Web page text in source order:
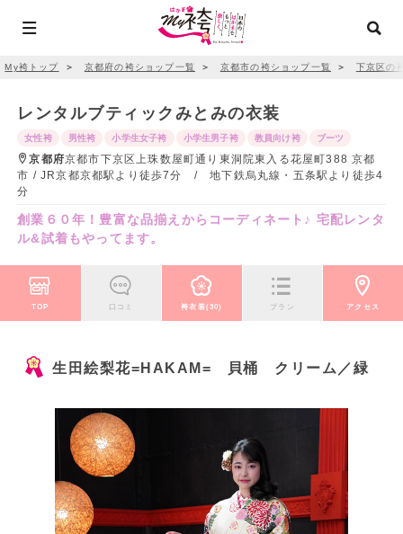
My袴トップ ＞ 京都府の袴ショップ一覧 ＞ 京都市の袴ショップ一覧 ＞ 下京区の
レンタルブティックみとみの衣装
女性袴 男性袴 小学生女子袴 小学生男子袴 教員向け袴 ブーツ
京都府京都市下京区上珠数屋町通り東洞院東入る花屋町388 京都
市 / JR京都京都駅より徒歩7分 / 地下鉄烏丸線・五条駅より徒歩4
分
創業６０年！豊富な品揃えからコーディネート♪ 宅配レンタ
ル&試着もやってます。
TOP 口コミ 袴衣装(30) プラン アクセス
生田絵梨花=HAKAM= 貝桶 クリーム／緑